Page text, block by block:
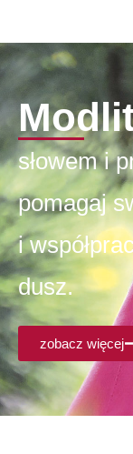
słowem i
pomagaj
i
dusz.
zobacz więcej